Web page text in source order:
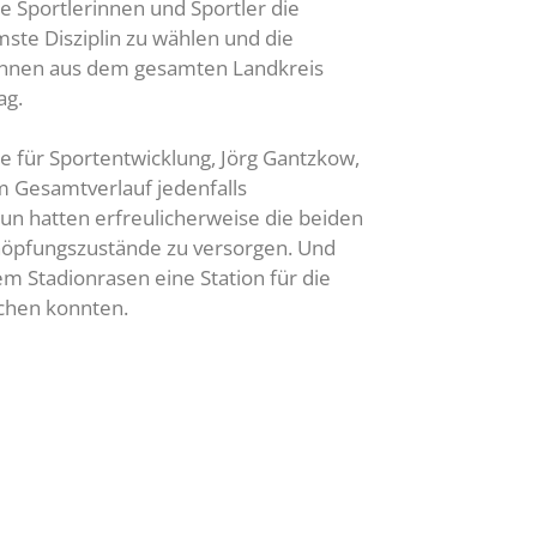
Sportlerinnen und Sportler die
Disziplin zu wählen und die
aus dem gesamten Landkreis
Sportentwicklung, Jörg Gantzkow,
Gesamtverlauf jedenfalls
hatten erfreulicherweise die beiden
zu versorgen. Und
Stadionrasen eine Station für die
konnten.